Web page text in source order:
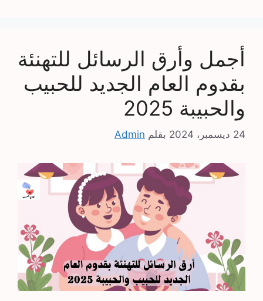
أجمل وأرق الرسائل للتهنئة
بقدوم العام الجديد للحبيب
والحبيبة 2025
24 ديسمبر، 2024 بقلم Admin